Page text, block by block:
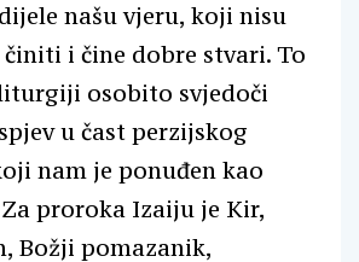
našu vjeru, koji nisu
činiti i čine dobre stvari. To
osobito svjedoči
u čast perzijskog
nam je ponuđen kao
proroka Izaiju je Kir,
Božji pomazanik,